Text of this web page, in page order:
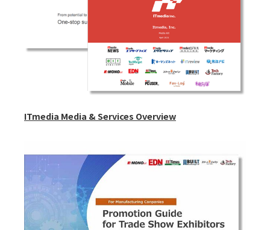
ITmedia Media & Services Overview